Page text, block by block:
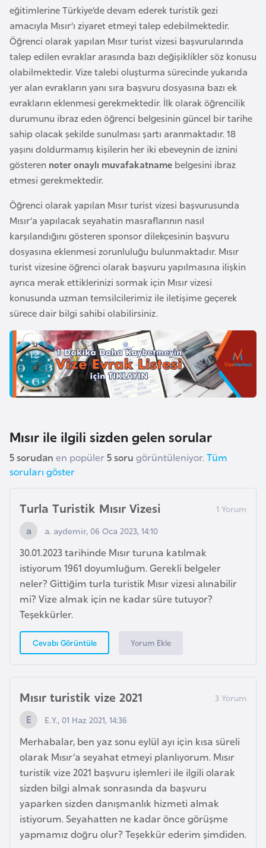
eğitimlerine Türkiye’de devam ederek turistik gezi
amacıyla Mısır’ı ziyaret etmeyi talep edebilmektedir.
Öğrenci olarak yapılan Mısır turist vizesi başvurularında
talep edilen evraklar arasında bazı değişiklikler söz konusu
olabilmektedir. Vize talebi oluşturma sürecinde yukarıda
yer alan evrakların yanı sıra başvuru dosyasına bazı ek
evrakların eklenmesi gerekmektedir. İlk olarak öğrencilik
durumunu ibraz eden öğrenci belgesinin güncel bir tarihe
sahip olacak şekilde sunulması şartı aranmaktadır. 18
yaşını doldurmamış kişilerin her iki ebeveynin de iznini
gösteren noter onaylı muvafakatname belgesini ibraz
etmesi gerekmektedir.
Öğrenci olarak yapılan Mısır turist vizesi başvurusunda
Mısır’a yapılacak seyahatin masraflarının nasıl
karşılandığını gösteren sponsor dilekçesinin başvuru
dosyasına eklenmesi zorunluluğu bulunmaktadır. Mısır
turist vizesine öğrenci olarak başvuru yapılmasına ilişkin
ayrıca merak ettiklerinizi sormak için Mısır vizesi
konusunda uzman temsilcilerimiz ile iletişime geçerek
sürece dair bilgi sahibi olabilirsiniz.
Mısır ile ilgili sizden gelen sorular
5 sorudan en popüler5 soru görüntüleniyor. Tüm
soruları göster
Turla Turistik Mısır Vizesi
a. aydemir, 06 Oca 2023, 14:10
30.01.2023 tarihinde Mısır turuna katılmak
istiyorum 1961 doyumluğum. Gerekli belgeler
neler? Gittiğim turla turistik Mısır vizesi alınabilir
mi? Vize almak için ne kadar süre tutuyor?
Teşekkürler.
Cevabı Görüntüle Yorum Ekle
Mısır turistik vize 2021
E.Y., 01 Haz 2021, 14:36
Merhabalar, ben yaz sonu eylül ayı için kısa süreli
olarak Mısır’a seyahat etmeyi planlıyorum. Mısır
turistik vize 2021 başvuru işlemleri ile ilgili olarak
sizden bilgi almak sonrasında da başvuru
yaparken sizden danışmanlık hizmeti almak
istiyorum. Seyahatten ne kadar önce görüşme
yapmamız doğru olur? Teşekkür ederim şimdiden.
F
r
a
n
s
a
G
a
b
o
n
G
a
m
b
i
y
a
G
a
n
a
i
n
e
B
i
s
a
u
G
i
n
G
r
e
n
a
d
a
G
ü
n